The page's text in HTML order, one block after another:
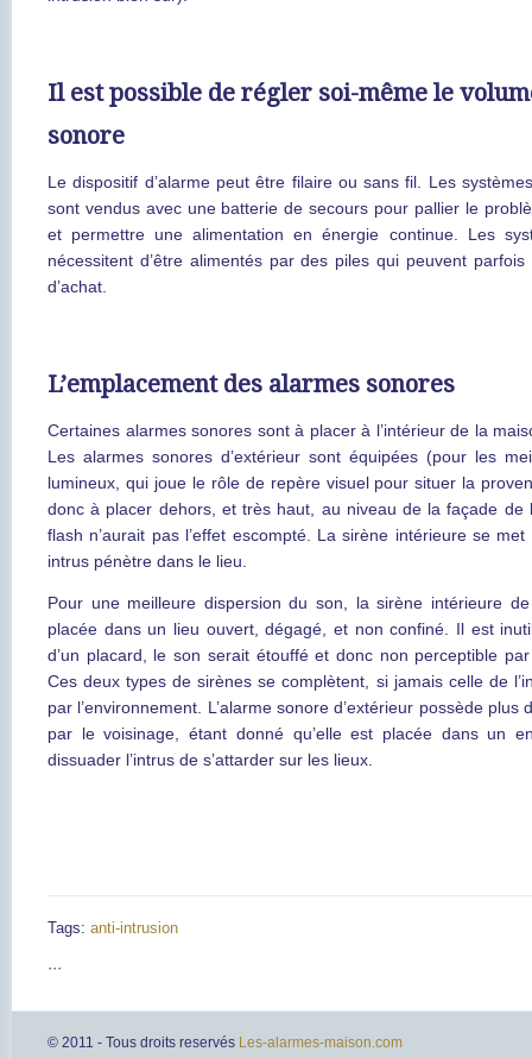
Il est possible de régler soi-même le
sonore
Le dispositif d’alarme peut être filaire ou sans fil. Les
sont vendus avec une batterie de secours pour pallier le
et permettre une alimentation en énergie continue. Les
nécessitent d’être alimentés par des piles qui peuvent
d’achat.
L’emplacement des alarmes sonores
Certaines alarmes sonores sont à placer à l’intérieur de la
Les alarmes sonores d’extérieur sont équipées (pour les
lumineux, qui joue le rôle de repère visuel pour situer la
donc à placer dehors, et très haut, au niveau de la façade de
flash n’aurait pas l’effet escompté. La sirène intérieure se
intrus pénètre dans le lieu.
Pour une meilleure dispersion du son, la sirène intérieure de
placée dans un lieu ouvert, dégagé, et non confiné. Il est
d’un placard, le son serait étouffé et donc non perceptible
Ces deux types de sirènes se complètent, si jamais celle de
par l’environnement. L’alarme sonore d’extérieur possède plus
par le voisinage, étant donné qu’elle est placée dans un
dissuader l’intrus de s’attarder sur les lieux.
Tags: anti-intrusion
···
© 2011 - Tous droits reservés Les-alarmes-maison.com